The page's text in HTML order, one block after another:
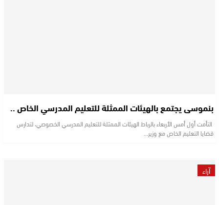
بنموسى يجتمع بالهيئات الممثلة للتعليم المدرسي الخاص ..
التأمت أول أمس الأربعاء بالرباط الهيئات الممثلة للتعليم المدرسي الخصوصي، لتدارس
قضايا التعليم الخاص مع وزير…
آراء